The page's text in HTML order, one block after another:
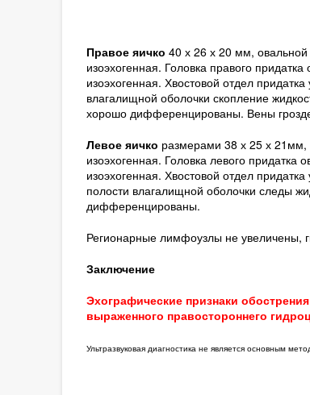
Правое яичко 40 х 26 х 20 мм,
изоэхогенная. Головка правого
изоэхогенная. Хвостовой отдел
влагалищной оболочки скопление
хорошо дифференцированы. Вены
Левое яичко размерами 38 х 25 х 21мм,
изоэхогенная. Головка левого
изоэхогенная. Хвостовой отдел
полости влагалищной оболочки следы
дифференцированы.
Регионарные лимфоузлы не увеличены,
Заключение
Эхографические признаки
выраженного правостороннего
Ультразвуковая диагностика не является основным